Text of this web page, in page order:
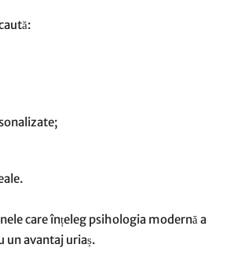
care înțeleg psihologia modernă a
un avantaj uriaș.